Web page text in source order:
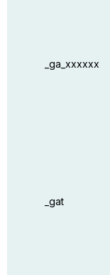
_ga_xxxxxx
_gat